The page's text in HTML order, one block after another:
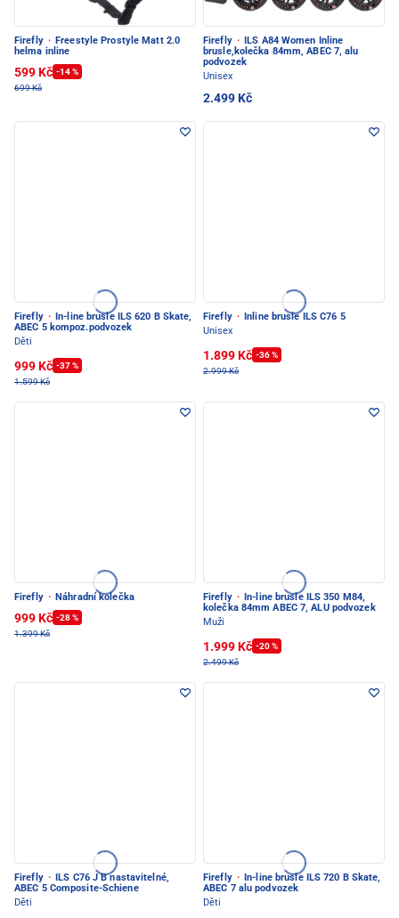
Firefly · Freestyle Prostyle Matt 2.0
helma inline
599 Kč -14 %
699 Kč
Firefly ·
ILS A84 Women Inline
brusle,kolečka 84mm, ABEC 7, alu
podvozek
Unisex
2.499 Kč
Firefly ·
In-line brusle ILS 620 B Skate,
ABEC 5 kompoz.podvozek
Děti
999 Kč -37 %
1.599 Kč
Firefly ·
Inline brusle ILS C76 5
Unisex
1.899 Kč -36 %
2.999 Kč
Firefly · Náhradní kolečka
999 Kč -28 %
1.399 Kč
Firefly ·
In-line brusle ILS 350 M84,
kolečka 84mm ABEC 7, ALU podvozek
Muži
1.999 Kč -20 %
2.499 Kč
Firefly ·
ILS C76 J B nastavitelné,
ABEC 5 Composite-Schiene
Děti
Firefly ·
In-line brusle ILS 720 B Skate,
ABEC 7 alu podvozek
Děti